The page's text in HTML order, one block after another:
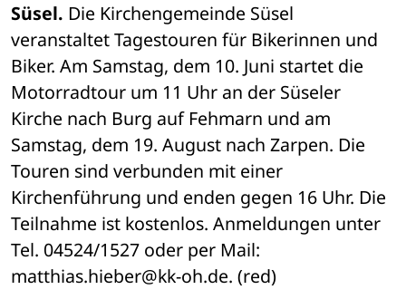
Süsel. Die Kirchengemeinde Süsel
veranstaltet Tagestouren für Bikerinnen und
Biker. Am Samstag, dem 10. Juni startet die
Motorradtour um 11 Uhr an der Süseler
Kirche nach Burg auf Fehmarn und am
Samstag, dem 19. August nach Zarpen. Die
Touren sind verbunden mit einer
Kirchenführung und enden gegen 16 Uhr. Die
Teilnahme ist kostenlos. Anmeldungen unter
Tel. 04524/1527 oder per Mail:
matthias.hieber@kk-oh.de. (red)